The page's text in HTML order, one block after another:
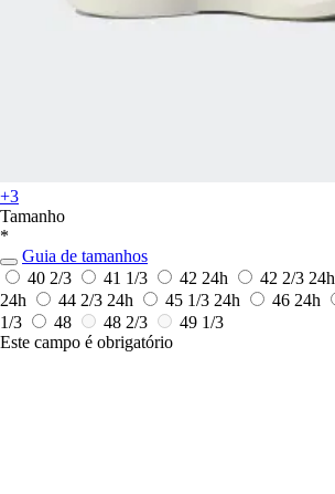
+3
Tamanho
*
Guia de tamanhos
40 2/3
41 1/3 42 24h 42 2/3 24h
24h
44 2/3 24h 45 1/3 24h 46 24h
1/3
48 48 2/3
49 1/3
Este campo é obrigatório